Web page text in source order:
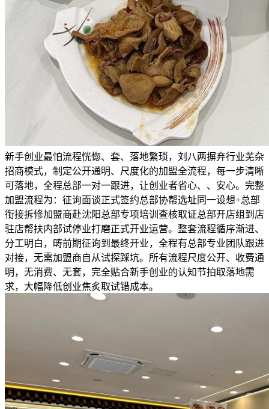
新手创业最怕流程恍惚、套、落地繁琐，刘八两摒弃行业芜杂
招商模式，制定公开通明、尺度化的加盟全流程，每一步清晰
可落地，全程总部一对一跟进，让创业者省心、、安心。完整
加盟流程为：征询面谈正式签约总部协帮选址同一设想+总部
衔接拆修加盟商赴沈阳总部专项培训查核取证总部开店组到店
驻店帮扶内部试停业打磨正式开业运营。整套流程循序渐进、
分工明白，畴前期征询到最终开业，全程有总部专业团队跟进
对接，无需加盟商自从试探踩坑。所有流程尺度公开、收费通
明，无消费、无套，完全贴合新手创业的认知节拍取落地需
求，大幅降低创业焦炙取试错成本。